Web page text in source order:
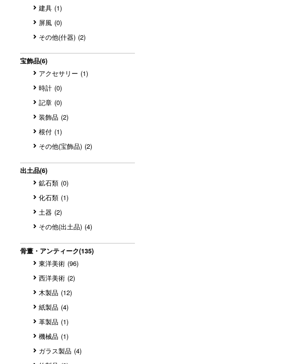
建具 (1)
屏風 (0)
その他(什器) (2)
宝飾品(6)
アクセサリー (1)
時計 (0)
記章 (0)
装飾品 (2)
根付 (1)
その他(宝飾品) (2)
出土品(6)
鉱石類 (0)
化石類 (1)
土器 (2)
その他(出土品) (4)
骨董・アンティーク(135)
東洋美術 (96)
西洋美術 (2)
木製品 (12)
紙製品 (4)
革製品 (1)
機械品 (1)
ガラス製品 (4)